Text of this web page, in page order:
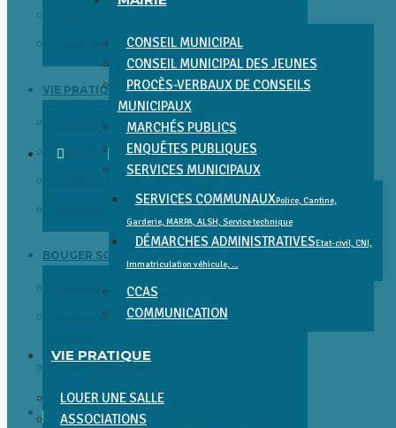
CONSEIL MUNICIPAL
CONSEIL MUNICIPAL DES JEUNES
PROCÈS-VERBAUX DE CONSEILS
MUNICIPAUX
MARCHÉS PUBLICS
ENQUÊTES PUBLIQUES
SERVICES MUNICIPAUX
SERVICES COMMUNAUXPolice, Cantine,
Garderie, MARPA, ALSH, Service technique
DÉMARCHES ADMINISTRATIVESEtat-civil, CNI,
Immatriculation véhicule, …
CCAS
COMMUNICATION
VIE PRATIQUE
LOUER UNE SALLE
ASSOCIATIONS
Communication
VIE PRATIQUE
Louer une salle
Associations
BOUGER SORTIR DÉCOUVRIR
Présentation et Patrimoine
Communauté de Communes Gâtine Choisilles – Pays
ENVIRONNEMENT